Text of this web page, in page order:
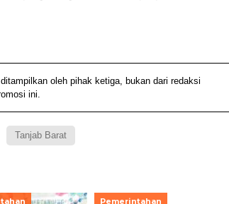
oleh pihak ketiga, bukan dari redaksi
ini.
Tanjab Barat
Pemerintahan